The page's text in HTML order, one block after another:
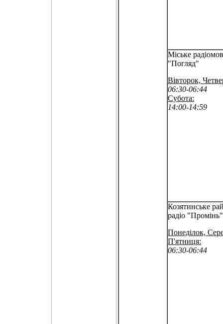
Міське
"Погляд"
Вівторок,
06:30-06:44
Субота:
14:00-14:59
Козятинське
радіо "Промінь"
Понеділок,
П'ятниця:
06:30-06:44